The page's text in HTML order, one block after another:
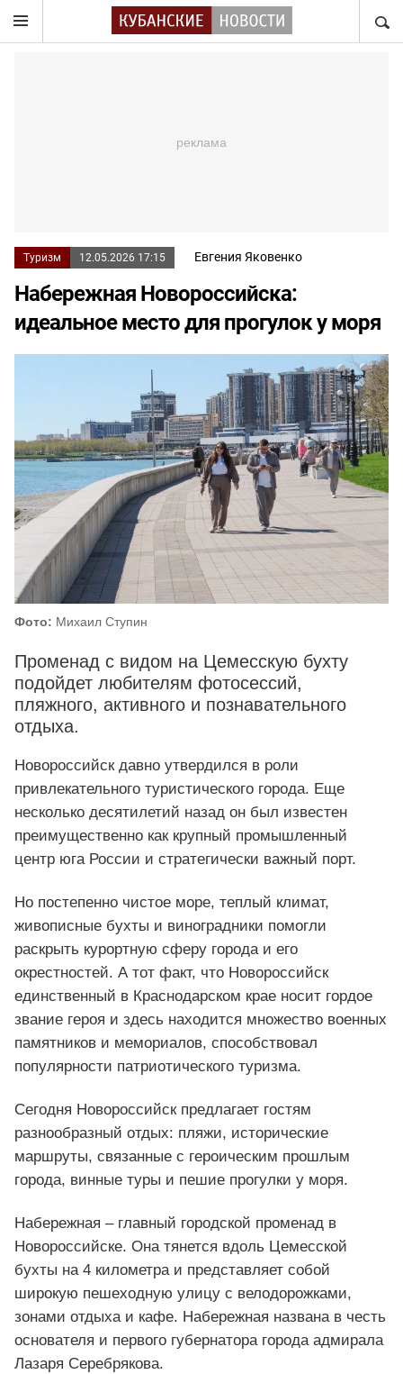
Туризм 12.05.2026 17:15 Евгения Яковенко
Набережная Новороссийска:
идеальное место для прогулок у моря
Фото: Михаил Ступин
Променад с видом на Цемесскую бухту
подойдет любителям фотосессий,
пляжного, активного и познавательного
отдыха.
Новороссийск давно утвердился в роли
привлекательного туристического города. Еще
несколько десятилетий назад он был известен
преимущественно как крупный промышленный
центр юга России и стратегически важный порт.
Но постепенно чистое море, теплый климат,
живописные бухты и виноградники помогли
раскрыть курортную сферу города и его
окрестностей. А тот факт, что Новороссийск
единственный в Краснодарском крае носит гордое
звание героя и здесь находится множество военных
памятников и мемориалов, способствовал
популярности патриотического туризма.
Сегодня Новороссийск предлагает гостям
разнообразный отдых: пляжи, исторические
маршруты, связанные с героическим прошлым
города, винные туры и пешие прогулки у моря.
Набережная – главный городской променад в
Новороссийске. Она тянется вдоль Цемесской
бухты на 4 километра и представляет собой
широкую пешеходную улицу с велодорожками,
зонами отдыха и кафе. Набережная названа в честь
основателя и первого губернатора города адмирала
Лазаря Серебрякова.